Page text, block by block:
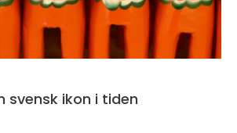
svensk ikon i tiden